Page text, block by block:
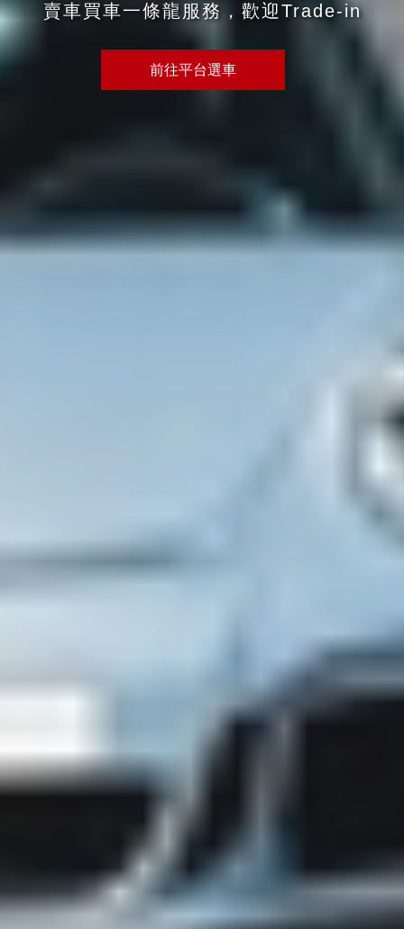
賣車買車一條龍服務，歡迎Trade-in
前往平台選車